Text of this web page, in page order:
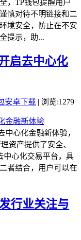
，TP钱包提醒用户
慎对待不明链接和二
境安全，防止在不安
提示，助...
启去中心化
安卓下载 | 浏览:1279
中心化金融新体验，
资产提供了安全、
中心化交易平台，具
者结合，用户可以在
行业关注与